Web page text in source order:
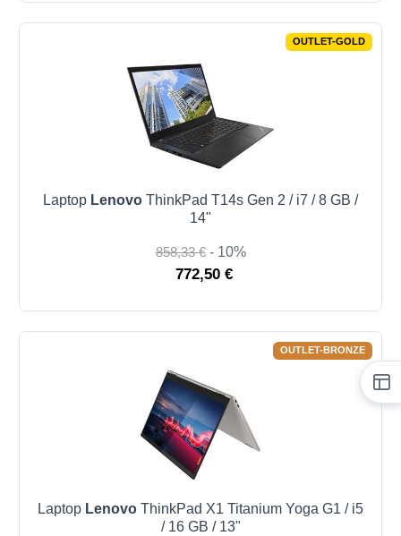
OUTLET-GOLD
Laptop Lenovo ThinkPad T14s Gen 2 / i7 / 8 GB /
14"
858,33 € - 10%
772,50 €
OUTLET-BRONZE
Laptop Lenovo ThinkPad X1 Titanium Yoga G1 / i5
/ 16 GB / 13"